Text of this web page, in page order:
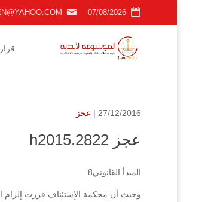
07/08/2026
27/12/2016 | عجز
عجز h2015.2822
المبدأ القانوني8
وحيث أن محكمة الإستئناف قررت إلزام